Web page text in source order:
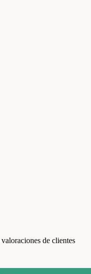
valoraciones de clientes